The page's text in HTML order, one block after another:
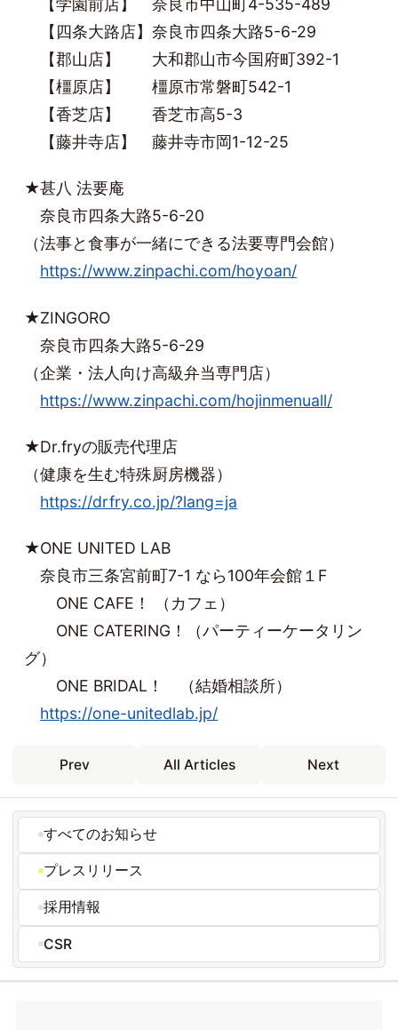
【学園前店】 奈良市中山町4-535-489
【四条大路店】奈良市四条大路5-6-29
【郡山店】 大和郡山市今国府町392-1
【橿原店】 橿原市常磐町542-1
【香芝店】 香芝市高5-3
【藤井寺店】 藤井寺市岡1-12-25
★甚八 法要庵
奈良市四条大路5-6-20
（法事と食事が一緒にできる法要専門会館）
https://www.zinpachi.com/hoyoan/
★ZINGORO
奈良市四条大路5-6-29
（企業・法人向け高級弁当専門店）
https://www.zinpachi.com/hojinmenuall/
★Dr.fryの販売代理店
（健康を生む特殊厨房機器）
https://drfry.co.jp/?lang=ja
★ONE UNITED LAB
奈良市三条宮前町7-1 なら100年会館１F
ONE CAFE！ （カフェ）
ONE CATERING！（パーティーケータリン
グ）
ONE BRIDAL！ （結婚相談所）
https://one-unitedlab.jp/
Prev All Articles Next
すべてのお知らせ
プレスリリース
採用情報
CSR